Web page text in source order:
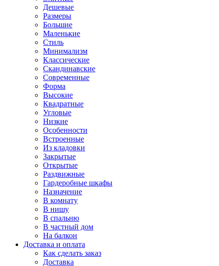
Дешевые
Размеры
Большие
Маленькие
Стиль
Минимализм
Классические
Скандинавские
Современные
Форма
Высокие
Квадратные
Угловые
Низкие
Особенности
Встроенные
Из кладовки
Закрытые
Открытые
Раздвижные
Гардеробные шкафы
Назначение
В комнату
В нишу
В спальню
В частный дом
На балкон
Доставка и оплата
Как сделать заказ
Доставка